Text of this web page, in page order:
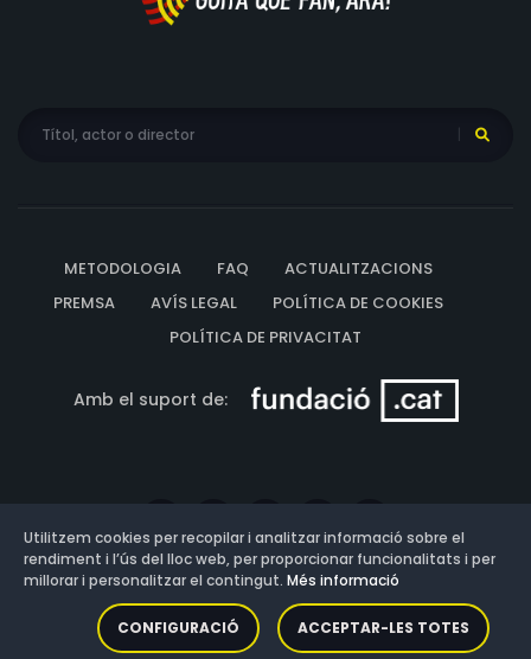
METODOLOGIA FAQ
ACTUALITZACIONS
PREMSA
AVÍS LEGAL
POLÍTICA DE COOKIES
POLÍTICA DE PRIVACITAT
Amb el suport de:
Versió: 3.13.0.202607011342
Utilitzem cookies per recopilar i analitzar informació sobre el
rendiment i l’ús del lloc web, per proporcionar funcionalitats i per
millorar i personalitzar el contingut. Més informació
CONFIGURACIÓ ACCEPTAR-LES TOTES